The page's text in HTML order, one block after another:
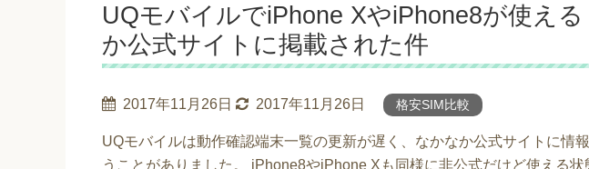
UQモバイルでiPhone XやiPhone8が使え
か公式サイトに掲載された件
2017年11月26日 2017年11月26日 格安SIM比較
UQモバイルは動作確認端末一覧の更新が遅く、なかなか公式サイトに情
うことがありました。 iPhone8やiPhone Xも同様に非公式だけど使える